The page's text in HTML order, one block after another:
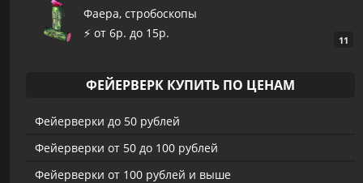
Фаера, стробоскопы
⚡️ от 6р. до 15р.
11
ФЕЙЕРВЕРК КУПИТЬ ПО ЦЕНАМ
Фейерверки до 50 рублей
Фейерверки от 50 до 100 рублей
Фейерверки от 100 рублей и выше